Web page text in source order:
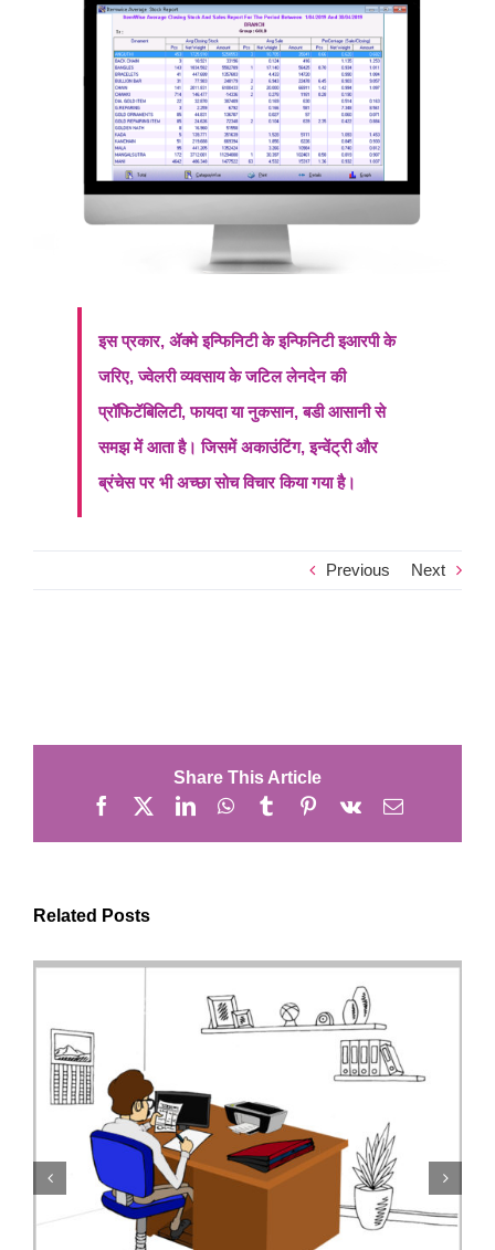
इस प्रकार, ॲक्मे इन्फिनिटी के इन्फिनिटी इआरपी के
जरिए, ज्वेलरी व्यवसाय के जटिल लेनदेन की
प्रॉफिटॅबिलिटी, फायदा या नुकसान, बडी आसानी से
समझ में आता है। जिसमें अकाउंटिंग, इन्वेंट्री और
ब्रंचेस पर भी अच्छा सोच विचार किया गया है।
Previous Next
Share This Article
Facebook LinkedInWhatsApp
TumblrPinterest
Vk Email
Related Posts